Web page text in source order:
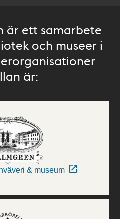
är ett samarbete
och museer i
är:
& museum